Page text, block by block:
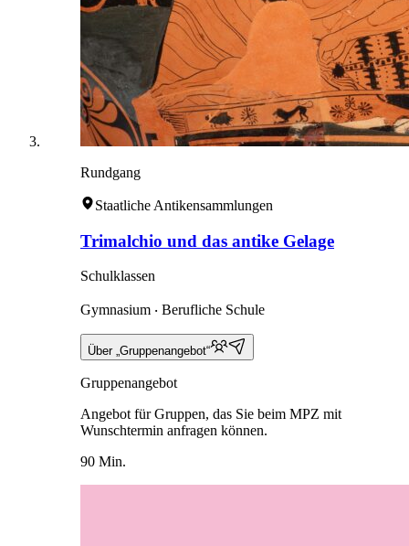
Rundgang
Staatliche Antikensammlungen
Trimalchio und das antike Gelage
Schulklassen
Gymnasium ‧ Berufliche Schule
Über „Gruppenangebot“
Gruppenangebot
Angebot für Gruppen, das Sie beim MPZ mit
Wunschtermin anfragen können.
90 Min.